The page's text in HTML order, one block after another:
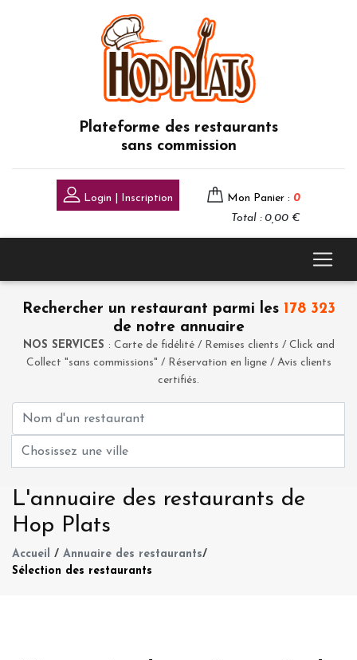
Plateforme des restaurants
sans commission
Login | Inscription Mon Panier : 0
Total : 0,00 €
Rechercher un restaurant parmi les 178 323
de notre annuaire
NOS SERVICES : Carte de fidélité / Remises clients / Click and
Collect "sans commissions" / Réservation en ligne / Avis clients
certifiés.
L'annuaire des restaurants de
Hop Plats
Accueil / Annuaire des restaurants/
Sélection des restaurants